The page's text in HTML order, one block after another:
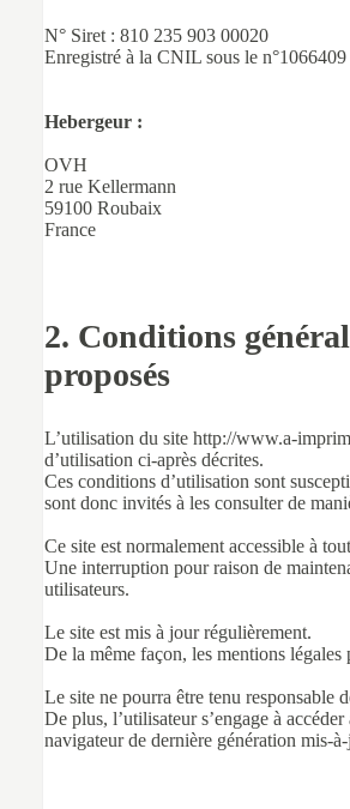
N° Siret : 810 235 903 00020
Enregistré à la CNIL sous le n°1066409
Hebergeur :
OVH
2 rue Kellermann
59100 Roubaix
France
2. Conditions
proposés
L’utilisation du site http://www.a-
d’utilisation ci-après décrites.
Ces conditions d’utilisation sont
sont donc invités à les consulter de
Ce site est normalement accessible à
Une interruption pour raison de
utilisateurs.
Le site est mis à jour régulièrement.
De la même façon, les mentions
Le site ne pourra être tenu responsable
De plus, l’utilisateur s’engage à
navigateur de dernière génération mis-